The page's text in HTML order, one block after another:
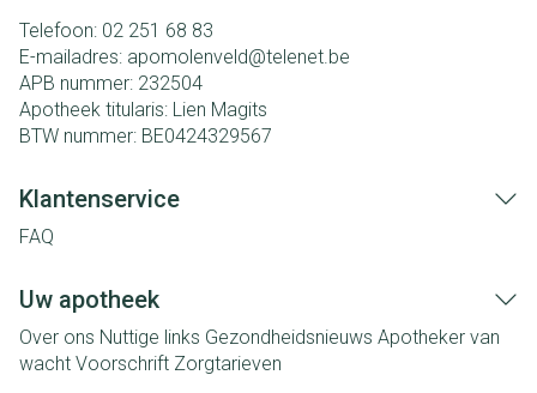
Telefoon: 02 251 68 83
E-mailadres: apomolenveld@telenet.be
APB nummer: 232504
Apotheek titularis: Lien Magits
BTW nummer: BE0424329567
Klantenservice
FAQ
Uw apotheek
Over ons Nuttige links Gezondheidsnieuws Apotheker van
wacht Voorschrift Zorgtarieven